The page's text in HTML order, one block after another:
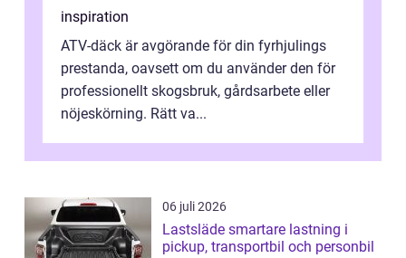
inspiration
ATV-däck är avgörande för din fyrhjulings
prestanda, oavsett om du använder den för
professionellt skogsbruk, gårdsarbete eller
nöjeskörning. Rätt va...
06 juli 2026
Lastsläde smartare lastning i
pickup, transportbil och personbil